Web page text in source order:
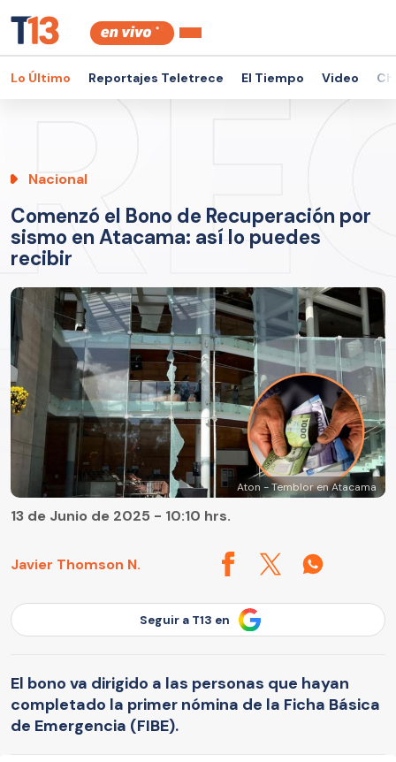
Lo Último Reportajes Teletrece El Tiempo Video
Nacional
Comenzó el Bono de Recuperación por
sismo en Atacama: así lo puedes
recibir
Aton - Temblor en Atacama
Javier Thomson N.
13 de Junio de 2025 - 10:10 hrs.
Seguir a T13 en
El bono va dirigido a las personas que hayan
completado la primer nómina de la Ficha Básica
de Emergencia (FIBE).